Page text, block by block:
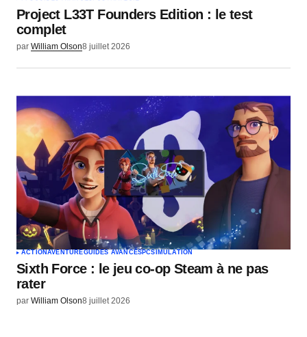
Project L33T Founders Edition : le test
complet
par William Olson8 juillet 2026
ACTIONAVENTUREGUIDES AVANCÉS PCSIMULATION
Sixth Force : le jeu co-op Steam à ne pas
rater
par William Olson8 juillet 2026